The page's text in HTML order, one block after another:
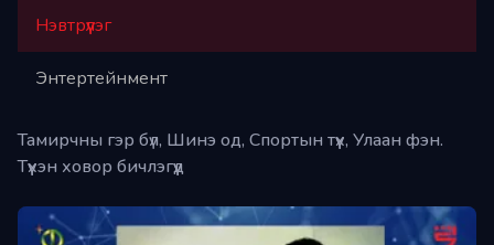
Нэвтрүүлэг
Энтертейнмент
Тамирчны гэр бүл, Шинэ од, Спортын түүх, Улаан фэн.
Түүхэн ховор бичлэгүүд